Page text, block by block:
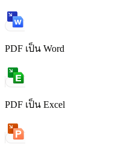
PDF เป็น Word
PDF เป็น Excel